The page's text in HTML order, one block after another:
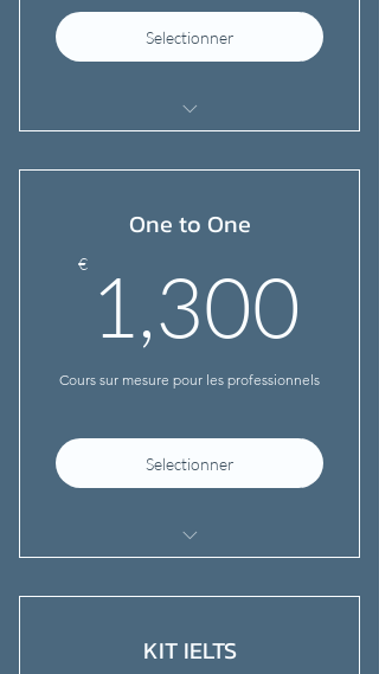
Selectionner
Certification
Resultats garantis
Examen Blanc
One to One
€ 1,300
Cours sur mesure pour les professionnels
Selectionner
Certification
KIT IELTS